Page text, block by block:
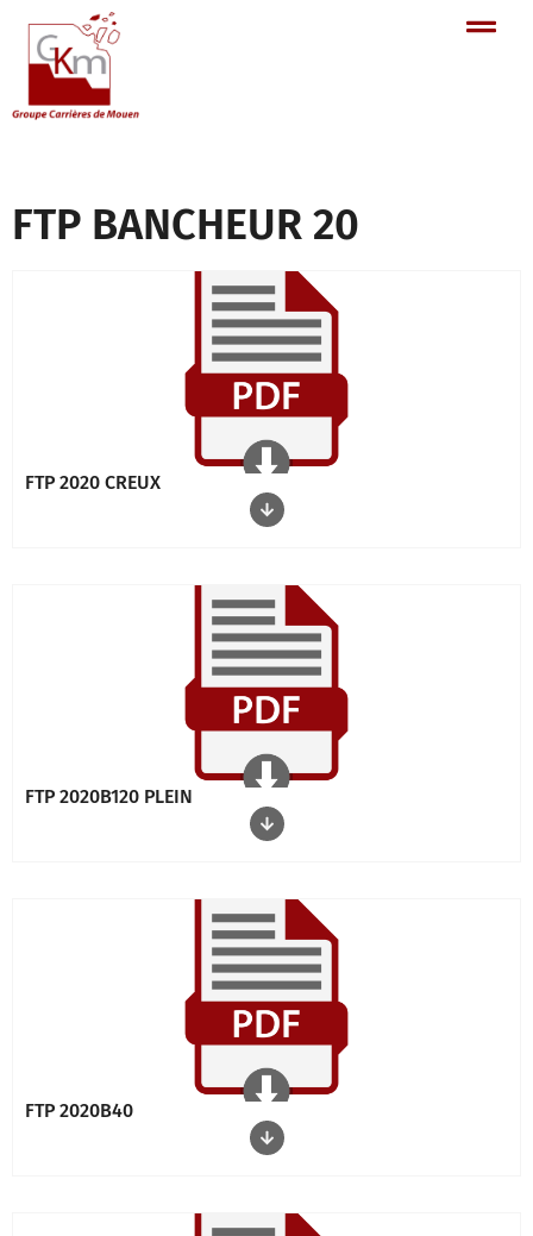
FTP BANCHEUR 20
FTP 2020 CREUX
FTP 2020B120 PLEIN
FTP 2020B40